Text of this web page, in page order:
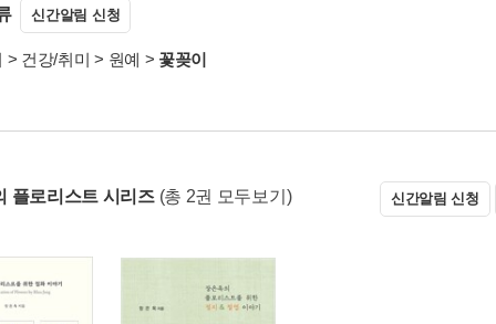
신간알림 신청
> 건강/취미 > 원예 > 꽃꽂이
플로리스트 시리즈 (총 2권 모두보기) 신간알림 신청